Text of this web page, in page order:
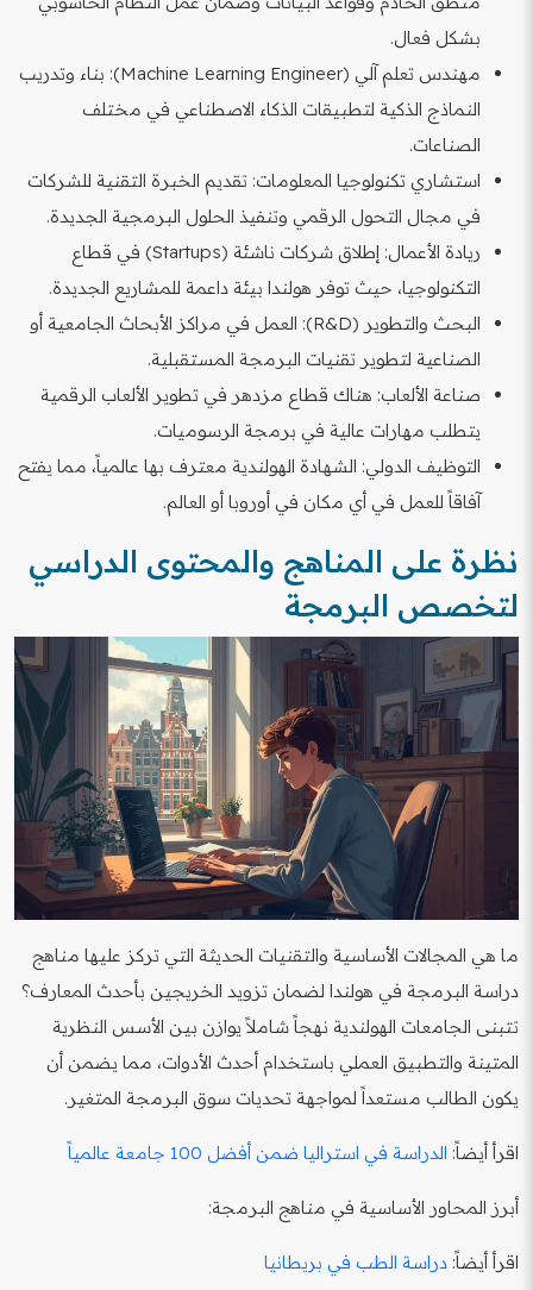
بشكل فعال.
مهندس تعلم آلي (Machine Learning Engineer): بناء وتدريب
النماذج الذكية لتطبيقات الذكاء الاصطناعي في مختلف
الصناعات.
استشاري تكنولوجيا المعلومات: تقديم الخبرة التقنية للشركات
في مجال التحول الرقمي وتنفيذ الحلول البرمجية الجديدة.
ريادة الأعمال: إطلاق شركات ناشئة (Startups) في قطاع
التكنولوجيا، حيث توفر هولندا بيئة داعمة للمشاريع الجديدة.
البحث والتطوير (R&D): العمل في مراكز الأبحاث الجامعية أو
الصناعية لتطوير تقنيات البرمجة المستقبلية.
صناعة الألعاب: هناك قطاع مزدهر في تطوير الألعاب الرقمية
يتطلب مهارات عالية في برمجة الرسوميات.
التوظيف الدولي: الشهادة الهولندية معترف بها عالمياً، مما يفتح
آفاقاً للعمل في أي مكان في أوروبا أو العالم.
نظرة على المناهج والمحتوى الدراسي
لتخصص البرمجة
ما هي المجالات الأساسية والتقنيات الحديثة التي تركز عليها مناهج
دراسة البرمجة في هولندا لضمان تزويد الخريجين بأحدث المعارف؟
تتبنى الجامعات الهولندية نهجاً شاملاً يوازن بين الأسس النظرية
المتينة والتطبيق العملي باستخدام أحدث الأدوات، مما يضمن أن
يكون الطالب مستعداً لمواجهة تحديات سوق البرمجة المتغير.
اقرأ أيضاً: الدراسة في استراليا ضمن أفضل 100 جامعة عالمياً
أبرز المحاور الأساسية في مناهج البرمجة:
اقرأ أيضاً: دراسة الطب في بريطانيا